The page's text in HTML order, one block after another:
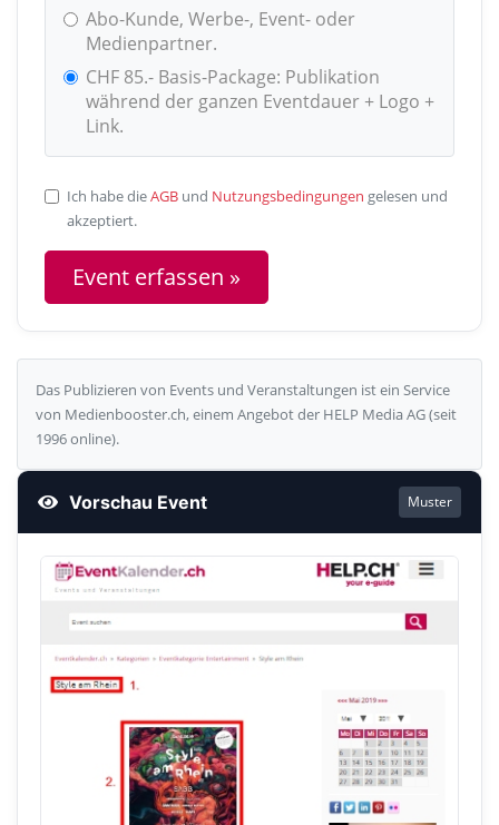
Abo-Kunde, Werbe-, Event- oder
Medienpartner.
CHF 85.- Basis-Package: Publikation
während der ganzen Eventdauer + Logo +
Link.
Ich habe dieAGB und Nutzungsbedingungen gelesen und
akzeptiert.
Das Publizieren von Events und Veranstaltungen ist ein Service
von Medienbooster.ch, einem Angebot der HELP Media AG (seit
1996 online).
Vorschau Event Muster